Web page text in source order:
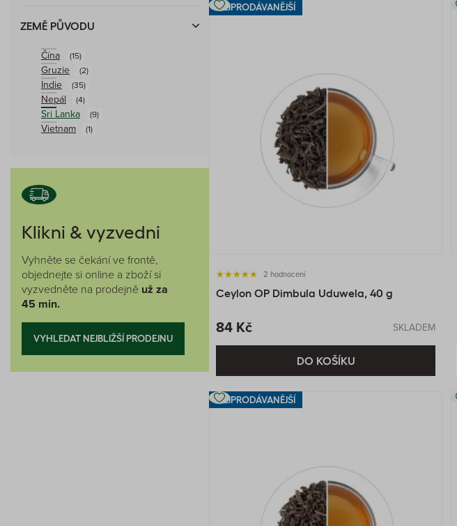
ZEMĚ PŮVODU
Čína (15)
Gruzie (2)
Indie (35)
Nepál (4)
Sri Lanka (9)
Vietnam (1)
Klikni & vyzvedni
Vyhněte se čekání ve frontě,
objednejte si online a zboží si
vyzvedněte na prodejně už za
45 min.
VYHLEDAT NEJBLIŽŠÍ PRODEJNU
NEJPRODÁVANĚJŠÍ
2 hodnocení
Ceylon OP Dimbula Uduwela, 40 g
84 Kč SKLADEM
DO KOŠÍKU
NEJPRODÁVANĚJŠÍ